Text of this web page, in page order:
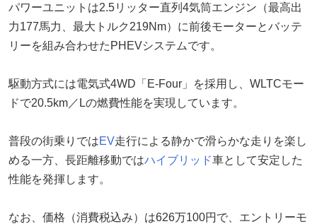
パワーユニットは2.5リッター直列4気筒エンジン（最高出
力177馬力、最大トルク219Nm）に前後モーターとバッテ
リーを組み合わせたPHEVシステムです。
駆動方式には電気式4WD「E-Four」を採用し、WLTCモー
ドで20.5km／Lの燃費性能を実現しています。
普段の街乗りではEV走行による静かで滑らかな走りを楽し
める一方、長距離移動ではハイブリッド車として安定した
性能を発揮します。
なお、価格（消費税込み）は626万100円で、エントリーモ